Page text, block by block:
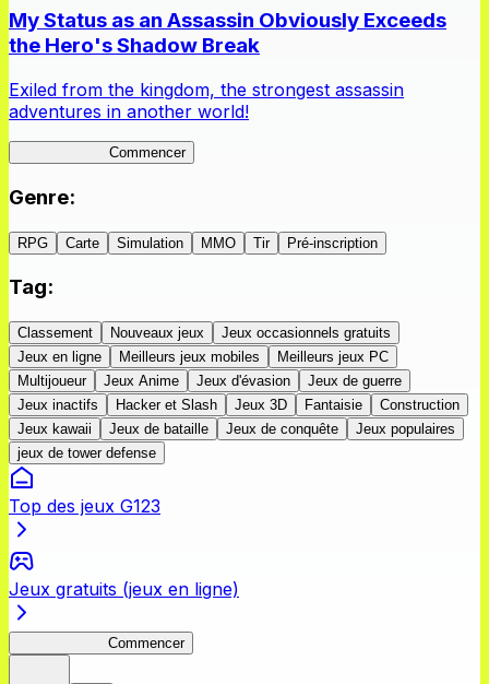
My Status as an Assassin Obviously Exceeds
the Hero's Shadow Break
Exiled from the kingdom, the strongest assassin
adventures in another world!
Commencer
Genre:
RPG Carte Simulation MMO Tir Pré-inscription
Tag:
Classement Nouveaux jeux
Jeux occasionnels gratuits
Jeux en ligne
Meilleurs jeux mobiles
Meilleurs jeux PC
Multijoueur
Jeux Anime Jeux d'évasion
Jeux de guerre
Jeux inactifs
Hacker et Slash Jeux 3D Fantaisie
Construction
Jeux kawaii
Jeux de bataille Jeux de conquête
Jeux populaires
jeux de tower defense
Top des jeux G123
Jeux gratuits (jeux en ligne)
Commencer